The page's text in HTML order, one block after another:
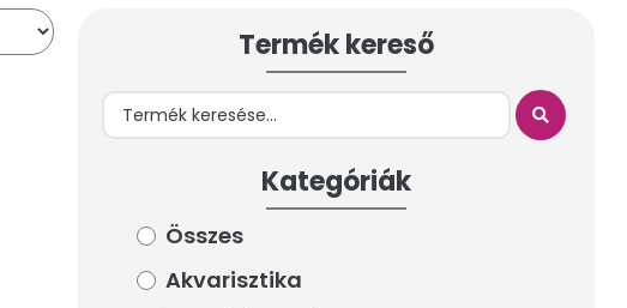
Termék kereső
Kategóriák
Összes
Akvarisztika
Termék kereső
Kategóriák
Összes
Akvarisztika